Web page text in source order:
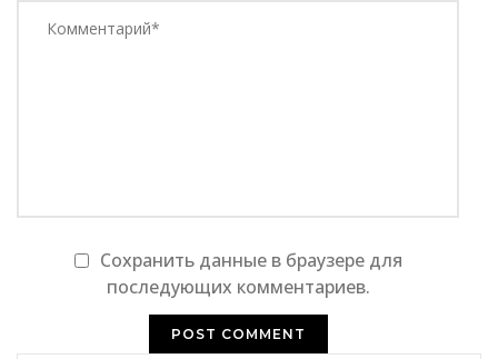
Сохранить данные в браузере для
последующих комментариев.